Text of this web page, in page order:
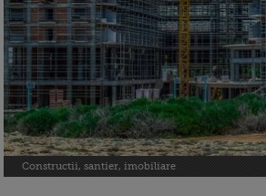
Constructii, santier, imobiliare